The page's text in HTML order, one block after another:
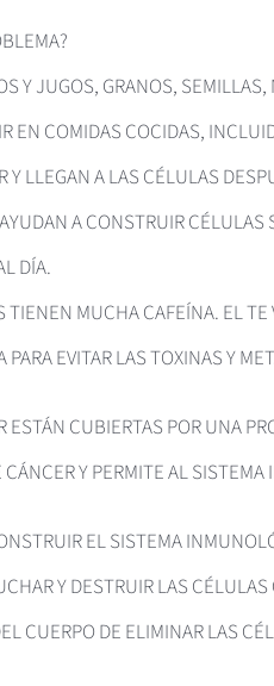
Y JUGOS, GRANOS,
COMIDAS COCIDAS,
LLEGAN A LAS CÉLULAS
A CONSTRUIR
DÍA.
TIENEN MUCHA CAFEÍNA. EL
EVITAR LAS TOXINAS Y
ESTÁN CUBIERTAS POR UNA
Y PERMITE AL
EL SISTEMA
Y DESTRUIR LAS
CUERPO DE ELIMINAR LAS